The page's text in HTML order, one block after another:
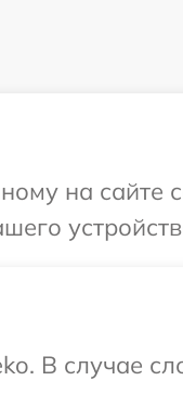
на сайте
В случае